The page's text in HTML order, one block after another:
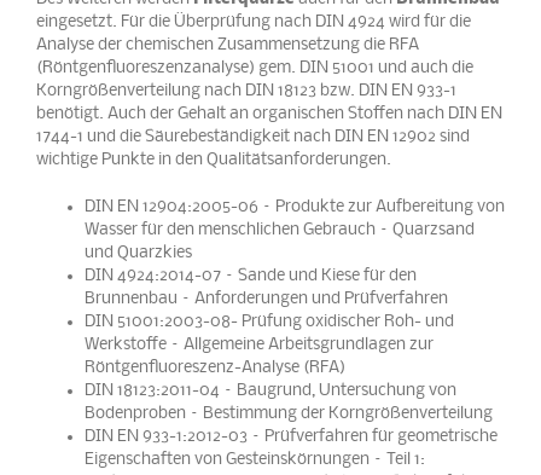
eingesetzt. Für die Überprüfung nach DIN 4924 wird für die
Analyse der chemischen Zusammensetzung die RFA
(Röntgenfluoreszenzanalyse) gem. DIN 51001 und auch die
Korngrößenverteilung nach DIN 18123 bzw. DIN EN 933-1
benötigt. Auch der Gehalt an organischen Stoffen nach DIN EN
1744-1 und die Säurebeständigkeit nach DIN EN 12902 sind
wichtige Punkte in den Qualitätsanforderungen.
DIN EN 12904:2005-06 – Produkte zur Aufbereitung von
Wasser für den menschlichen Gebrauch – Quarzsand
und Quarzkies
DIN 4924:2014-07 – Sande und Kiese für den
Brunnenbau – Anforderungen und Prüfverfahren
DIN 51001:2003-08- Prüfung oxidischer Roh- und
Werkstoffe – Allgemeine Arbeitsgrundlagen zur
Röntgenfluoreszenz-Analyse (RFA)
DIN 18123:2011-04 – Baugrund, Untersuchung von
Bodenproben – Bestimmung der Korngrößenverteilung
DIN EN 933-1:2012-03 – Prüfverfahren für geometrische
Eigenschaften von Gesteinskörnungen – Teil 1: